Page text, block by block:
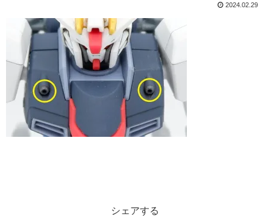
2024.02.29
シェアする